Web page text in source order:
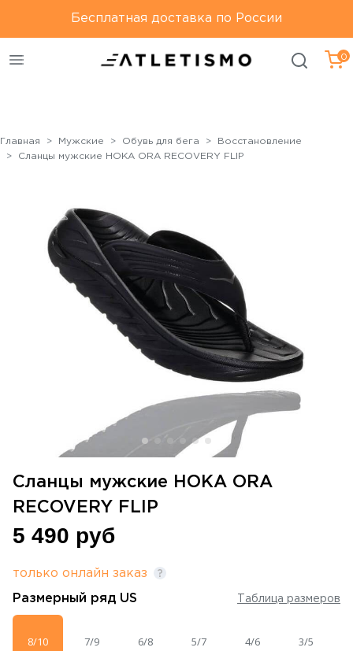
Только оригинальная
продукция
Бесплатная доставка по
России
Бесплатная доставка по России
0
Главная Мужские Обувь для бега
Восстановление
Сланцы мужские HOKA ORA RECOVERY FLIP
Сланцы мужские HOKA ORA
RECOVERY FLIP
5 490 руб
только онлайн заказ
Размерный ряд US Таблица размеров
8/10 7/9 6/8 5/7 4/6 3/5